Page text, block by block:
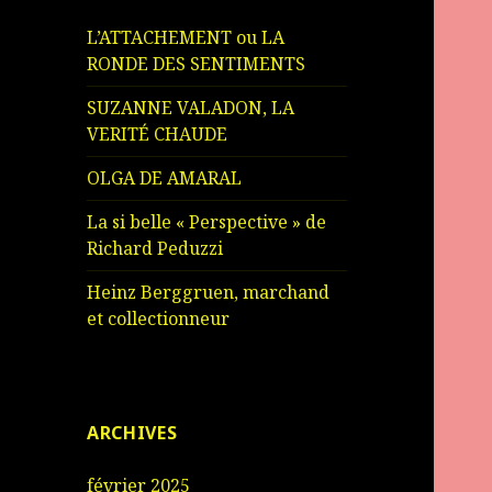
L’ATTACHEMENT ou LA
RONDE DES SENTIMENTS
SUZANNE VALADON, LA
VERITÉ CHAUDE
OLGA DE AMARAL
La si belle « Perspective » de
Richard Peduzzi
Heinz Berggruen, marchand
et collectionneur
ARCHIVES
février 2025